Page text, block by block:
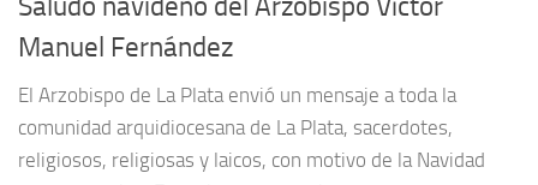
Manuel Fernández
El Arzobispo de La Plata envió un mensaje a toda la
comunidad arquidiocesana de La Plata, sacerdotes,
religiosos, religiosas y laicos, con motivo de la Navidad